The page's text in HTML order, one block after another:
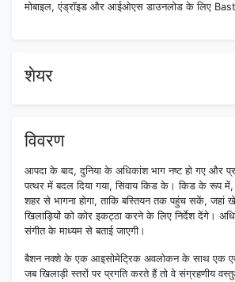
मोबाइल, एंड्रॉइड और आईओएस डाउनलोड के लिए
शेयर
विवरण
आपदा के बाद, दुनिया के अधिकांश भाग नष्ट हो गए और
पत्थर में बदल दिया गया, सिवाय किड के। किड के रूप में,
शहर से भागना होगा, ताकि बस्तियन तक पहुंच सकें,
खिलाड़ियों को कोर इकट्ठा करने के लिए निर्देश देंगे।
संगीत के माध्यम से बताई जाएगी।
बैशन नक्शे के एक आइसोमेट्रिक अवलोकन के साथ एक
जब खिलाड़ी स्तरों पर प्रगति करते हैं तो वे संग्रहणीय